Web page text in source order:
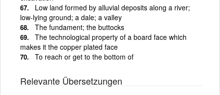
Low land formed by alluvial deposits along a river;
low-lying ground; a dale; a valley
The fundament; the buttocks
The technological property of a board face which
makes it the copper plated face
To reach or get to the bottom of
Relevante Übersetzungen